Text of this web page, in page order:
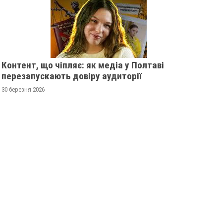
Контент, що чіпляє: як медіа у Полтаві
перезапускають довіру аудиторії
30 березня 2026